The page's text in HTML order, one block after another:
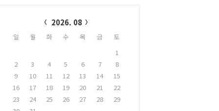
2026. 08
일 월 화 수 목 금
토
1
2
3 4 5 6 7
8
9
10 11 12 13 14
15
16
17 18 19 20 21
22
23
24 25 26 27 28
29